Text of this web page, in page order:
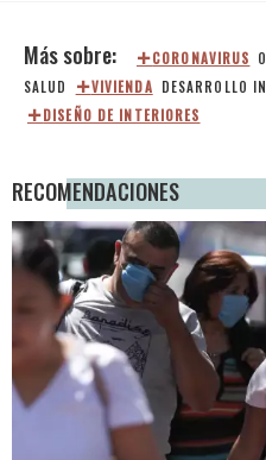
CORONAVIRUS
SALUD
VIVIENDA DESARROLLO
DISEÑO DE INTERIORES
RECOMENDACIONES